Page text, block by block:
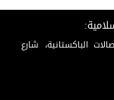
الباكستانية، شارع